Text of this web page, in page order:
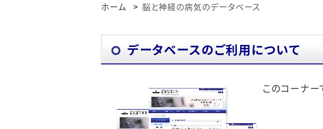
「グリオーマ」専門治療
「頭蓋底腫瘍・経鼻内視鏡手術」専門診療
手術の内容と件数
研修体験記
勉強会・他
医局員募集情報
ホーム 脳と神経の病気のデータベース
データベースのご利用について
このコーナー